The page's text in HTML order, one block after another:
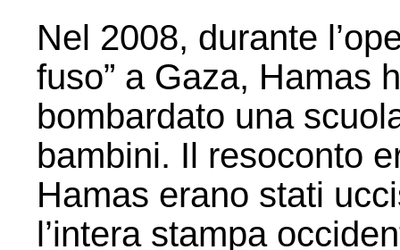
Nel 2008, durante
fuso” a Gaza, Hamas
bombardato una
bambini. Il resoconto
Hamas erano stati
l’intera stampa